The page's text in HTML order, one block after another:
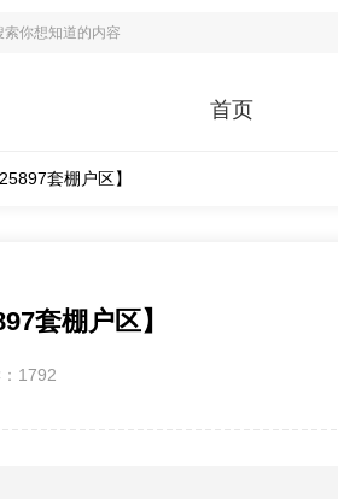
首页
套棚户区】
套棚户区】
1792